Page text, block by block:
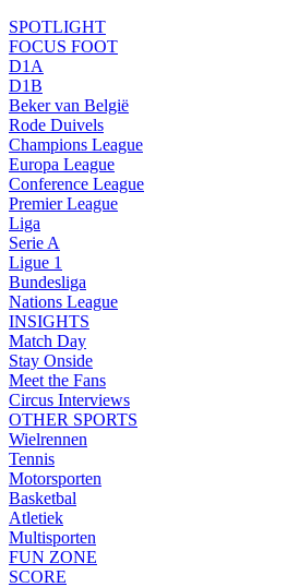
SPOTLIGHT
FOCUS FOOT
D1A
D1B
Beker van België
Rode Duivels
Champions League
Europa League
Conference League
Premier League
Liga
Serie A
Ligue 1
Bundesliga
Nations League
INSIGHTS
Match Day
Stay Onside
Meet the Fans
Circus Interviews
OTHER SPORTS
Wielrennen
Tennis
Motorsporten
Basketbal
Atletiek
Multisporten
FUN ZONE
SCORE